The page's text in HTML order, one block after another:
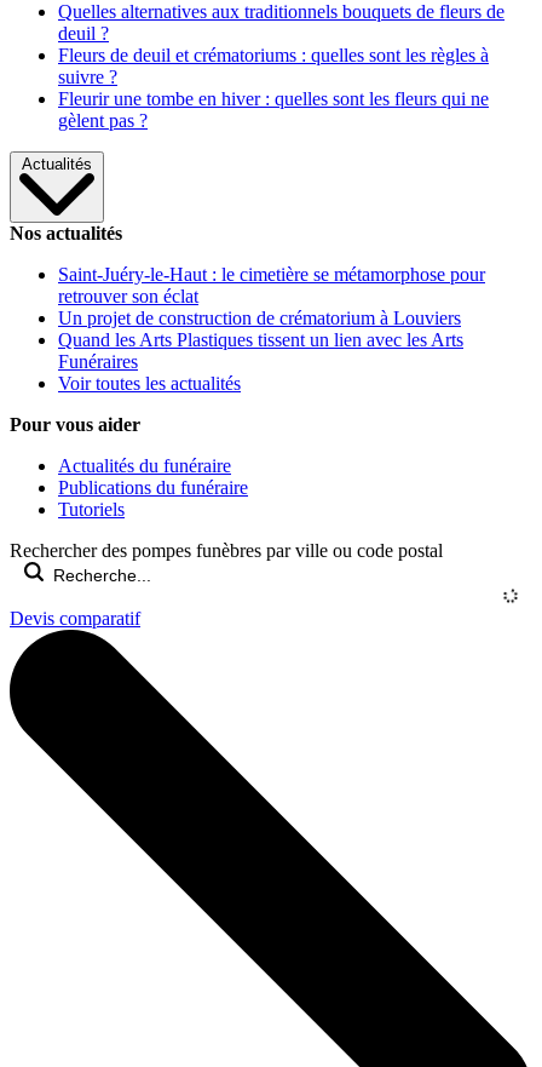
Quelles alternatives aux traditionnels bouquets de fleurs de
deuil ?
Fleurs de deuil et crématoriums : quelles sont les règles à
suivre ?
Fleurir une tombe en hiver : quelles sont les fleurs qui ne
gèlent pas ?
Actualités
Nos actualités
Saint-Juéry-le-Haut : le cimetière se métamorphose pour
retrouver son éclat
Un projet de construction de crématorium à Louviers
Quand les Arts Plastiques tissent un lien avec les Arts
Funéraires
Voir toutes les actualités
Pour vous aider
Actualités du funéraire
Publications du funéraire
Tutoriels
Rechercher des pompes funèbres par ville ou code postal
Devis comparatif